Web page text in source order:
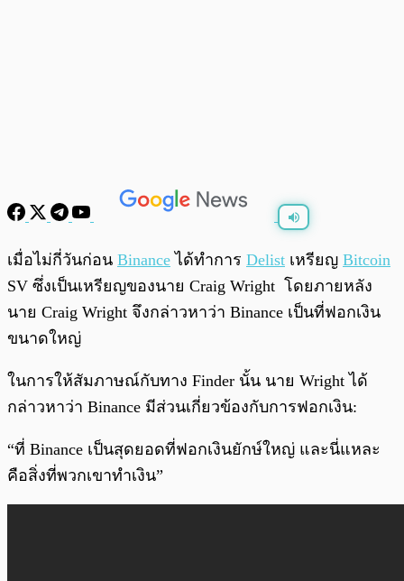
พร้อมเล่น 0:00
เมื่อไม่กี่วันก่อน Binance ได้ทำการ Delist เหรียญ Bitcoin
SV ซึ่งเป็นเหรียญของนาย Craig Wright โดยภายหลัง
นาย Craig Wright จึงกล่าวหาว่า Binance เป็นที่ฟอกเงิน
ขนาดใหญ่
ในการให้สัมภาษณ์กับทาง Finder นั้น นาย Wright ได้
กล่าวหาว่า Binance มีส่วนเกี่ยวข้องกับการฟอกเงิน:
“ที่ Binance เป็นสุดยอดที่ฟอกเงินยักษ์ใหญ่ และนี่แหละ
คือสิ่งที่พวกเขาทำเงิน”